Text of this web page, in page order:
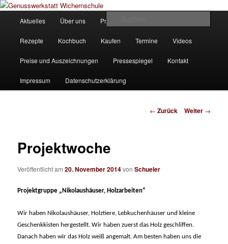
Zum
wechseln
Genusswerkstatt Wichernschule
Unsere Homepage
Aktuelles Über uns Produkte
Rezepte Kochbuch Kaufen Termine Videos
Preise und Auszeichnungen Pressespiegel Kontakt
Impressum Datenschutzerklärung
Beitrags-
← Zurück Weiter →
Projektwoche
Veröffentlicht am20. November 2014vonSchueler
Projektgruppe „Nikolaushäuser, Holzarbeiten“
Wir haben Nikolaushäuser, Holztiere, Lebkuchenhäuser und kleine
Geschenkkisten hergestellt. Wir haben zuerst das Holz geschliffen.
Danach haben wir das Holz weiß angemalt. Am besten haben uns die